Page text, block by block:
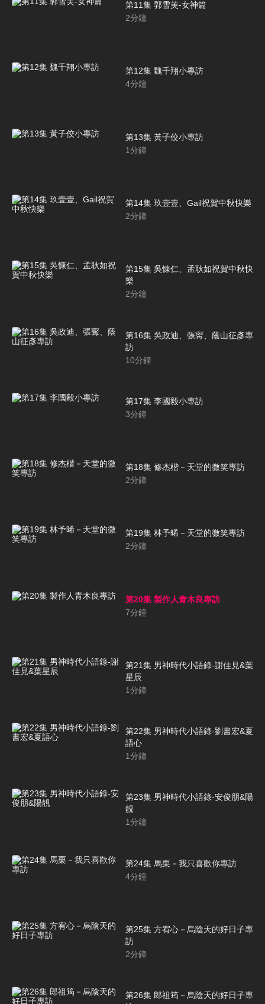
第11集 郭雪芙-女神篇
2分鐘
第12集 魏千翔小專訪
4分鐘
第13集 黃子佼小專訪
1分鐘
第14集 玖壹壹、Gail祝賀中秋快樂
2分鐘
第15集 吳慷仁、孟耿如祝賀中秋快
樂
2分鐘
第16集 吳政迪、張寗、蔭山征彥專
訪
10分鐘
第17集 李國毅小專訪
3分鐘
第18集 修杰楷－天堂的微笑專訪
2分鐘
第19集 林予晞－天堂的微笑專訪
2分鐘
第20集 製作人青木良專訪
7分鐘
第21集 男神時代小語錄-謝佳見&葉
星辰
1分鐘
第22集 男神時代小語錄-劉書宏&夏
語心
1分鐘
第23集 男神時代小語錄-安俊朋&陽
靚
1分鐘
第24集 馬栗－我只喜歡你專訪
4分鐘
第25集 方宥心－烏陰天的好日子專
訪
2分鐘
第26集 郎祖筠－烏陰天的好日子專